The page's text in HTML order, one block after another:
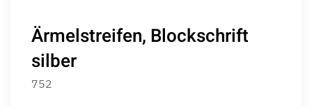
Ärmelstreifen, Blockschrift
silber
752